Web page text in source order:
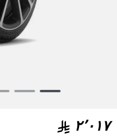
6
٢٬٠١٧